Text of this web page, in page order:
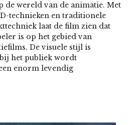
wereld van de animatie. Met
technieken en traditionele
laat de film zien dat
is op het gebied van
De visuele stijl is
het publiek wordt
enorm levendig